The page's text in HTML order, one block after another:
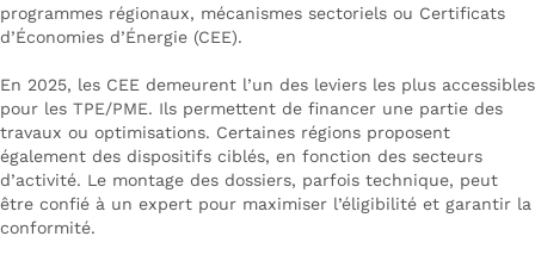
programmes régionaux, mécanismes sectoriels ou Certificats
d’Économies d’Énergie (CEE).
En 2025, les CEE demeurent l’un des leviers les plus accessibles
pour les TPE/PME. Ils permettent de financer une partie des
travaux ou optimisations. Certaines régions proposent
également des dispositifs ciblés, en fonction des secteurs
d’activité. Le montage des dossiers, parfois technique, peut
être confié à un expert pour maximiser l’éligibilité et garantir la
conformité.